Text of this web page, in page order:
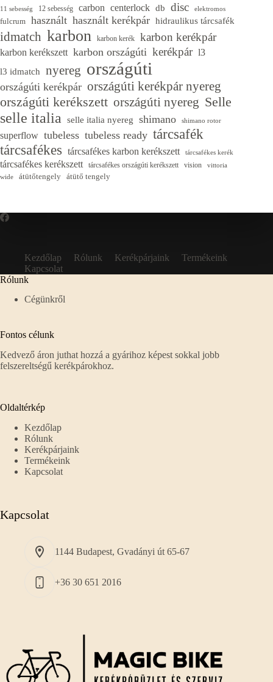
11 sebesség 12 sebesség carbon centerlock db disc elektromos
fulcrum használt használt kerékpár hidraulikus tárcsafék
idmatch karbon karbon kerék karbon kerékpár
karbon kerékszett karbon országúti kerékpár l3
l3 idmatch nyereg országúti
országúti kerékpár országúti kerékpár nyereg
országúti kerékszett országúti nyereg Selle
selle italia selle italia nyereg shimano shimano rotor
superflow tubeless tubeless ready tárcsafék
tárcsafékes tárcsafékes karbon kerékszett tárcsafékes kerék
tárcsafékes kerékszett tárcsafékes országúti kerékszett vision
vittoria
wide
átütőtengely átütő tengely
Kezdőlap Rólunk Kerékpárjaink
Termékeink
Kapcsolat
Rólunk
Cégünkről
Fontos célunk
Kedvező áron juthat hozzá a gyárihoz képest sokkal jobb
felszereltségű kerékpárokhoz.
Oldaltérkép
Kezdőlap
Rólunk
Kerékpárjaink
Termékeink
Kapcsolat
Kapcsolat
1144 Budapest, Gvadányi út 65-67
+36 30 651 2016